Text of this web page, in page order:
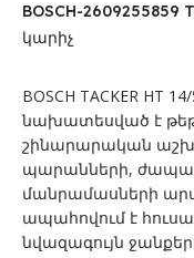
BOSCH-
կարիչ
BOSCH TACKER
նախատեսված է
շինարարական
պարանների,
մանրամասների
ապահովում է
նվազագույն